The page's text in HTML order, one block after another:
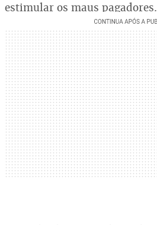
estimular os maus pagadores.